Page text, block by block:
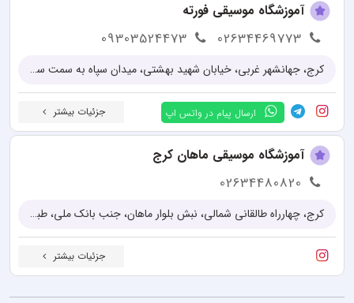
آموزشگاه موسیقی فورته
02634469773
09303524473
کرج، جهانشهر غربی، خیابان شهید بهشتی، میدان سپاه به سمت سه راه، بین بوستان و گلستان (نرسیده به بانک تجارت) پلاک ۱۳۵۱
ارسال پیام در واتس اپ جزئیات بیشتر
آموزشگاه موسیقی ماهان کرج
02634480820
کرج، چهارراه طالقانی شمالی، نبش بلوار ماهان، جنب بانک ملی، طبقه دوم مانتو سادات
جزئیات بیشتر